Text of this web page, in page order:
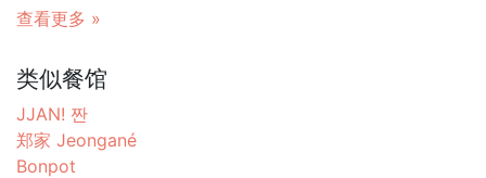
查看更多 »
类似餐馆
JJAN! 짠
郑家 Jeongané
Bonpot